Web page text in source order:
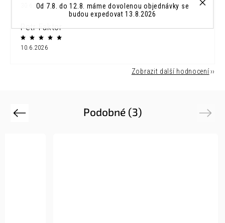
Od 7.8. do 12.8. máme dovolenou objednávky se
budou expedovat 13.8.2026
30.6.2026
Petr Faktor
10.6.2026
Zobrazit další hodnocení
Podobné (3)
Previous Next